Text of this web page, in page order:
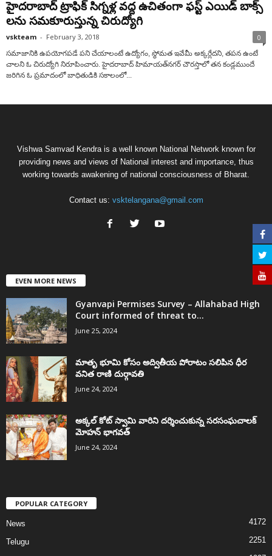
హైదరాబాద్ ట్రాఫిక్ సిగ్నళ్ల వద్ద ఉచితంగా ఫస్ట్ ఎయిడ్ బాక్స్
లను సమకూరుస్తున్న చిరుద్యోగి
vskteam - February 3, 2018 0
సమాజానికి ఉపయోగపడే పని చేయాలంటే ఉద్యోగం, స్థోమత ఇవేమీ అక్కర్లేదని, తపన ఉంటే
చాలని ఓ చిరుద్యోగి నిరూపించారు. హైదరాబాద్ హిమాయత్‌నగర్ చౌరస్తాలో తన కండ్లముందే
జరిగిన ఓ ప్రమాదంలో బాధితుడికి సకాలంలో...
Vishwa Samvad Kendra is a well known National Network known for
providing news and views of National interest and importance, thus
working towards awakening of national consciousness of Bharat.
Contact us: vsktelangana@gmail.com
EVEN MORE NEWS
Gyanvapi Permises Survey – Allahabad High
Court informed of threat to...
June 25, 2024
మాతృ భూమి కోసం అద్వితీయ పోరాటం సలిపిన ధీర
వనిత రాణి దుర్గావతి
June 24, 2024
అక్కల్‌ కోట్‌ స్వామి వారిని దర్శించుకున్న సరసంఘచాలక్
మోహన్ భాగవత్
June 24, 2024
POPULAR CATEGORY
News 4172
Telugu 2251